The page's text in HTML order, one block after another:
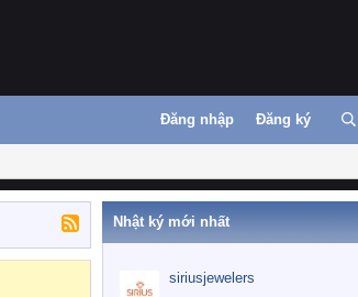
Đăng nhập Đăng ký
Nhật ký mới nhất
siriusjewelers